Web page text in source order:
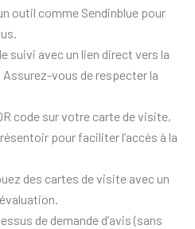
outil comme Sendinblue pour
suivi avec un lien direct vers la
Assurez-vous de respecter la
code sur votre carte de visite,
pour faciliter l’accès à la
des cartes de visite avec un
de demande d’avis (sans